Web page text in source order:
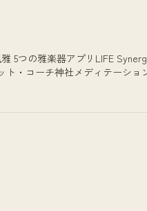
5つの雅楽器アプリ LIFE
ト・コーチ神社メディテーショ